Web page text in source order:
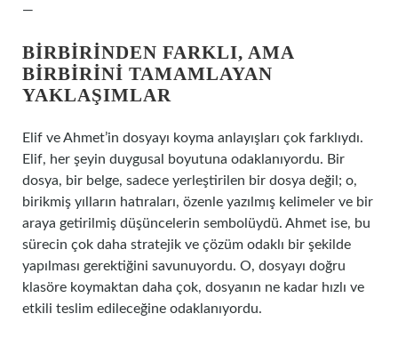
—
BIRBIRINDEN FARKLI, AMA
BIRBIRINI TAMAMLAYAN
YAKLAŞIMLAR
Elif ve Ahmet’in dosyayı koyma anlayışları çok farklıydı.
Elif, her şeyin duygusal boyutuna odaklanıyordu. Bir
dosya, bir belge, sadece yerleştirilen bir dosya değil; o,
birikmiş yılların hatıraları, özenle yazılmış kelimeler ve bir
araya getirilmiş düşüncelerin sembolüydü. Ahmet ise, bu
sürecin çok daha stratejik ve çözüm odaklı bir şekilde
yapılması gerektiğini savunuyordu. O, dosyayı doğru
klasöre koymaktan daha çok, dosyanın ne kadar hızlı ve
etkili teslim edileceğine odaklanıyordu.